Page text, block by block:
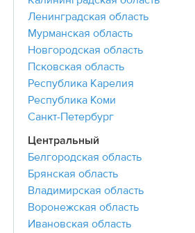
Ленинградская область
Мурманская область
Новгородская область
Псковская область
Республика Карелия
Республика Коми
Санкт-Петербург
Центральный
Белгородская область
Брянская область
Владимирская область
Воронежская область
Ивановская область